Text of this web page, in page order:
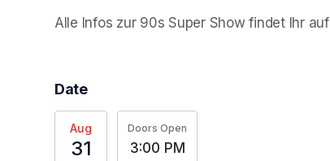
Alle Infos zur 90s Super Show findet Ihr auf
Date
Aug
31
Doors Open
3:00 PM